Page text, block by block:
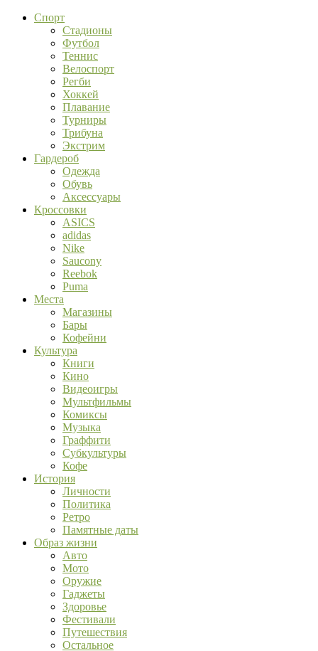
Спорт
Стадионы
Футбол
Теннис
Велоспорт
Регби
Хоккей
Плавание
Турниры
Трибуна
Экстрим
Гардероб
Одежда
Обувь
Аксессуары
Кроссовки
ASICS
adidas
Nike
Saucony
Reebok
Puma
Места
Магазины
Бары
Кофейни
Культура
Книги
Кино
Видеоигры
Мультфильмы
Комиксы
Музыка
Граффити
Субкультуры
Кофе
История
Личности
Политика
Ретро
Памятные даты
Образ жизни
Авто
Мото
Оружие
Гаджеты
Здоровье
Фестивали
Путешествия
Остальное